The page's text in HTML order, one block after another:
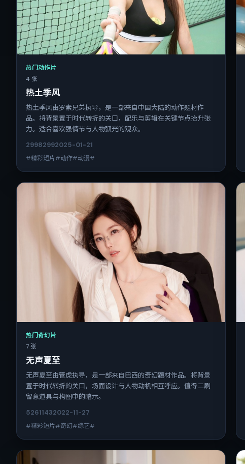
热门动作片
4 张
热土季风
热土季风由罗素兄弟执导，是一部来自中国大陆的动作题材作
品。将背景置于时代转折的关口，配乐与剪辑在关键节点抬升张
力。适合喜欢强情节与人物弧光的观众。
29982992025-01-21
#精彩短片#动作#动漫#
热门奇幻片
7 张
无声夏至
无声夏至由管虎执导，是一部来自巴西的奇幻题材作品。将背景
置于时代转折的关口，场面设计与人物动机相互呼应。值得二刷
留意道具与构图中的暗示。
52611432022-11-27
#精彩短片#奇幻#综艺#